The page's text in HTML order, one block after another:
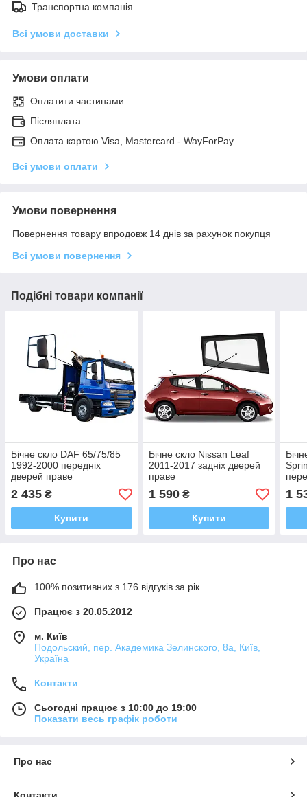
Транспортна компанія
Всі умови доставки
Умови оплати
Оплатити частинами
Післяплата
Оплата картою Visa, Mastercard - WayForPay
Всі умови оплати
Умови повернення
Повернення товару впродовж 14 днів за рахунок покупця
Всі умови повернення
Подібні товари компанії
Бічне скло DAF 65/75/85
1992-2000 передніх
дверей праве
2 435 ₴
Купити
Бічне скло Nissan Leaf
2011-2017 задніх дверей
праве
1 590₴
Купити
1
Про нас
100% позитивних з 176 відгуків за рік
Працює з 20.05.2012
м. Київ
Подольский, пер. Академика Зелинского, 8а, Київ,
Україна
Контакти
Сьогодні працює з 10:00 до 19:00
Показати весь графік роботи
Про нас